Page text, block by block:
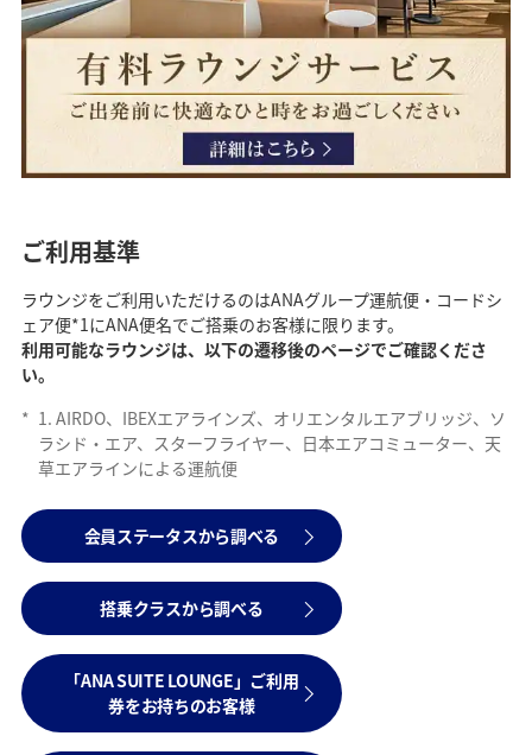
ご利用基準
ラウンジをご利用いただけるのはANAグループ運航便・コードシ
ェア便*1にANA便名でご搭乗のお客様に限ります。
利用可能なラウンジは、以下の遷移後のページでご確認くださ
い。
* 1. AIRDO、IBEXエアラインズ、オリエンタルエアブリッジ、ソ
ラシド・エア、スターフライヤー、日本エアコミューター、天
草エアラインによる運航便
会員ステータスから調べる
搭乗クラスから調べる
「ANA SUITE LOUNGE」ご利用
券をお持ちのお客様